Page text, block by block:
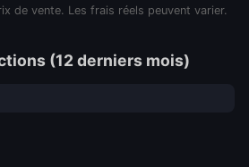
de vente. Les frais réels peuvent varier.
(12 derniers mois)